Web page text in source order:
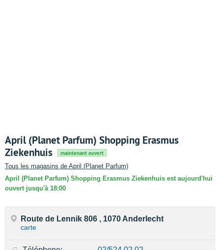
April (Planet Parfum) Shopping Erasmus
Ziekenhuis
maintenant ouvert
Tous les magasins de April (Planet Parfum)
April (Planet Parfum) Shopping Erasmus Ziekenhuis est aujourd'hui
ouvert jusqu'à 18:00
Route de Lennik 806 , 1070 Anderlecht
carte